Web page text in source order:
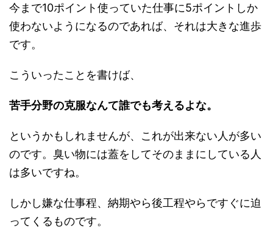
今まで10ポイント使っていた仕事に5ポイントしか
使わないようになるのであれば、それは大きな進歩
です。
こういったことを書けば、
苦手分野の克服なんて誰でも考えるよな。
というかもしれませんが、これが出来ない人が多い
のです。臭い物には蓋をしてそのままにしている人
は多いですね。
しかし嫌な仕事程、納期やら後工程やらですぐに迫
ってくるものです。